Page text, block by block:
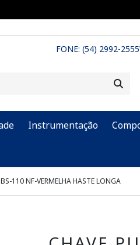
FONE: (54) 2992-2555
Instrumentação
110 NF-VERMELHA HASTE LONGA